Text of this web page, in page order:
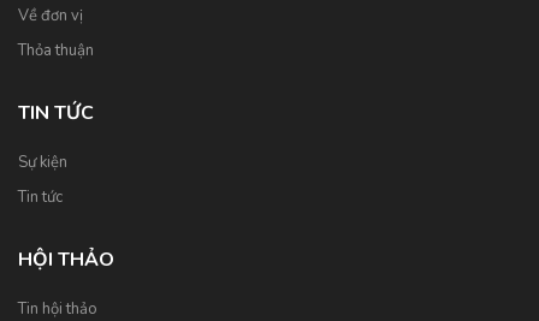
Về đơn vị
Thỏa thuận
TIN TỨC
Sự kiện
Tin tức
HỘI THẢO
Tin hội thảo